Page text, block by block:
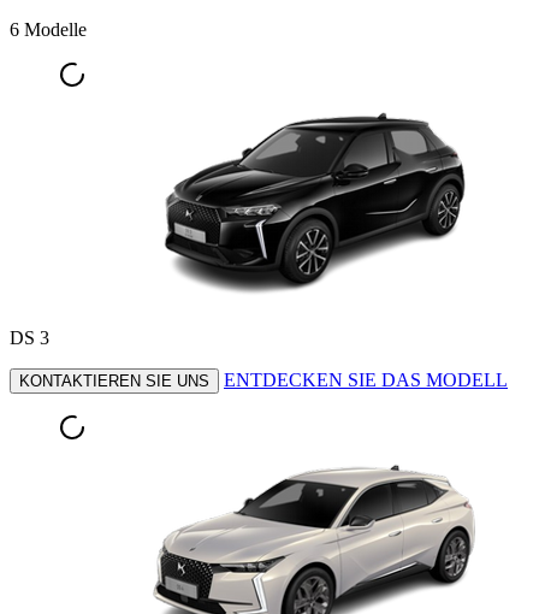
6 Modelle
DS 3
KONTAKTIEREN SIE UNS ENTDECKEN SIE DAS MODELL